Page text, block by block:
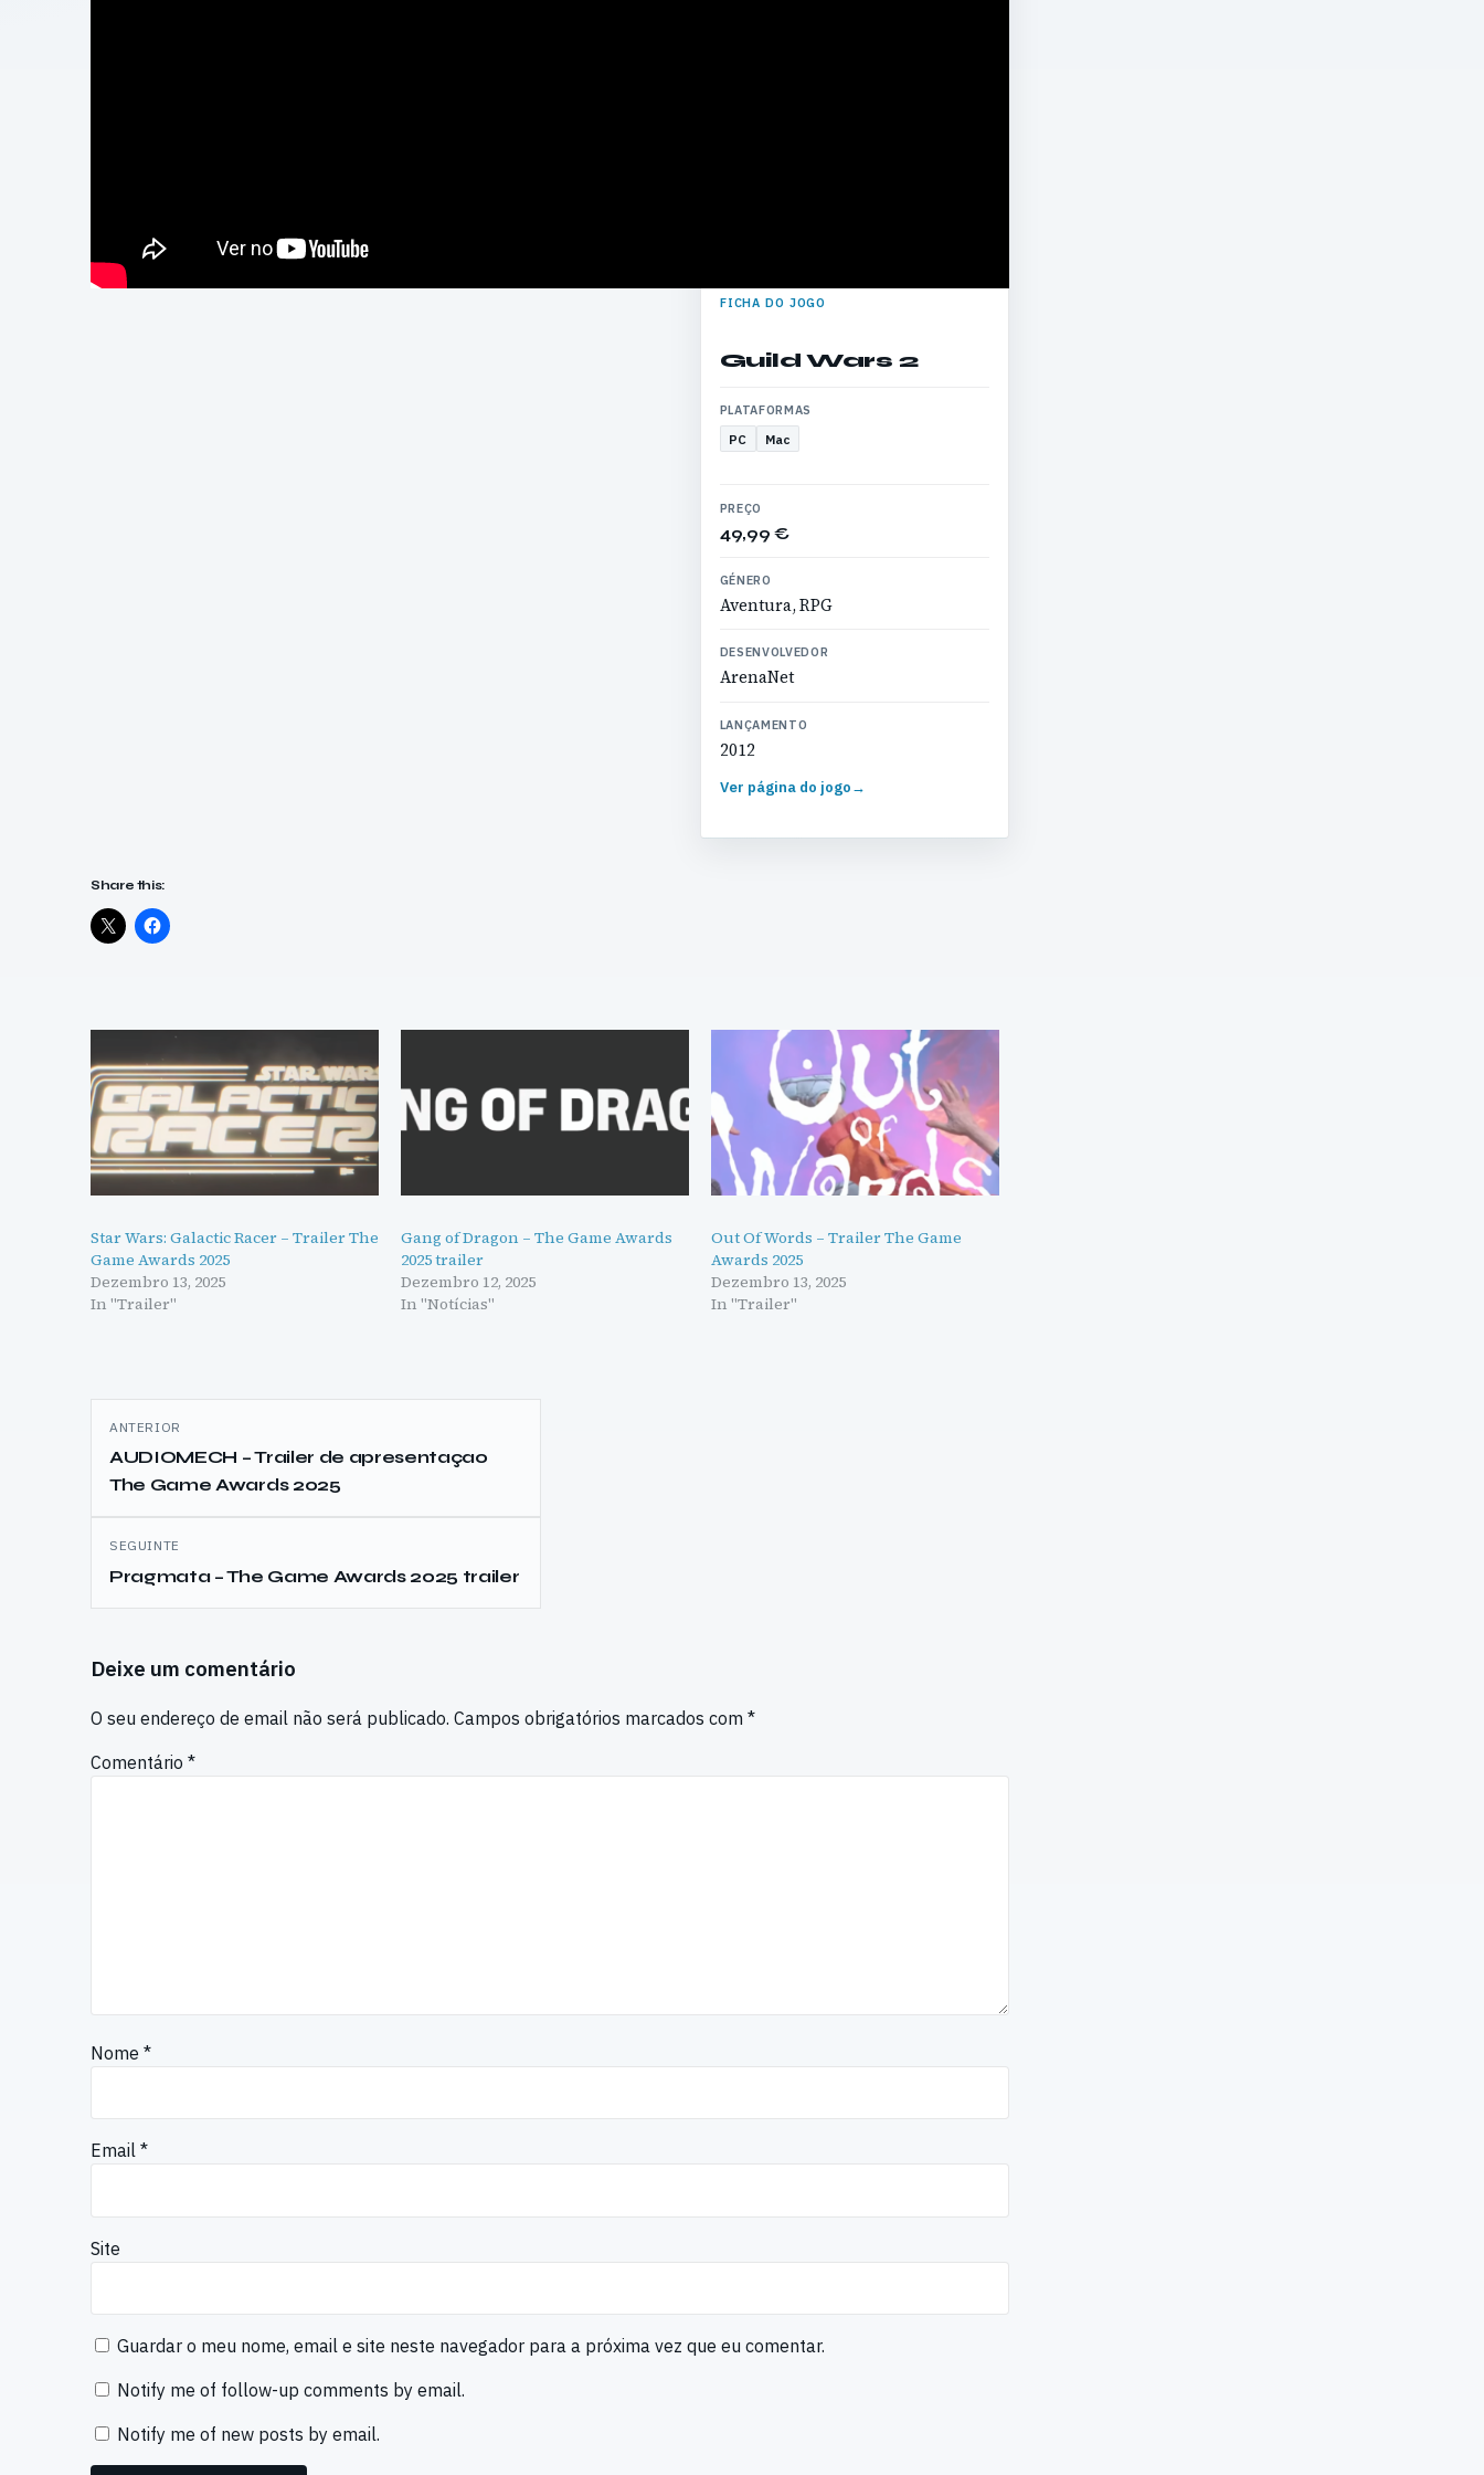
FICHA DO JOGO
Guild Wars 2
PLATAFORMAS
PC Mac
PREÇO
49,99 €
GÉNERO
Aventura, RPG
DESENVOLVEDOR
ArenaNet
LANÇAMENTO
2012
Ver página do jogo→
Share this:
Star Wars: Galactic Racer – Trailer The
Game Awards 2025
Dezembro 13, 2025
In "Trailer"
Gang of Dragon – The Game Awards
2025 trailer
Dezembro 12, 2025
In "Notícias"
Out Of Words – Trailer The Game
Awards 2025
Dezembro 13, 2025
In "Trailer"
Navegação
de
artigos
ANTERIOR
AUDIOMECH – Trailer de apresentaçao
The Game Awards 2025
SEGUINTE
Pragmata – The Game Awards 2025 trailer
Deixe um comentário
O seu endereço de email não será publicado. Campos obrigatórios marcados com *
Comentário *
Nome *
Email *
Site
Guardar o meu nome, email e site neste navegador para a próxima vez que eu comentar.
Notify me of follow-up comments by email.
Notify me of new posts by email.